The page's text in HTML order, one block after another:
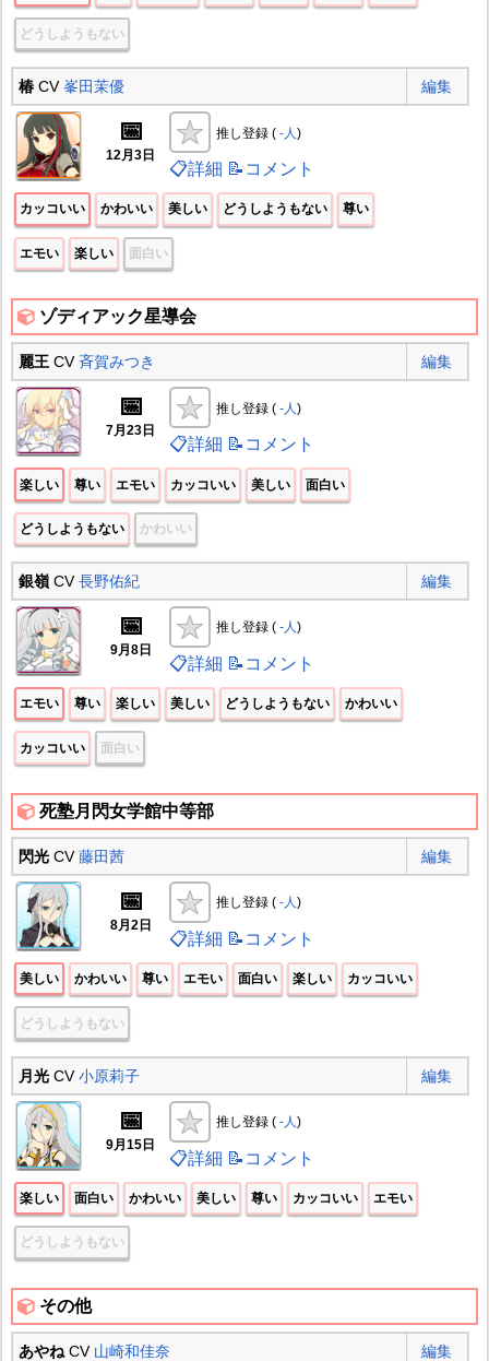
どうしようもない
椿CV峯田茉優 編集
📅
12月3日
推し登録 ( -人 )
📋詳細 📝コメント
カッコいい かわいい 美しい どうしようもない 尊い
エモい 楽しい 面白い
ゾディアック星導会
麗王CV 斉賀みつき 編集
📅
7月23日
推し登録 ( -人 )
📋詳細 📝コメント
楽しい 尊い エモい カッコいい 美しい 面白い
どうしようもない かわいい
銀嶺CV長野佑紀 編集
📅
9月8日
推し登録 ( -人)
📋詳細 📝コメント
エモい 尊い 楽しい 美しい どうしようもない かわいい
カッコいい 面白い
死塾月閃女学館中等部
閃光CV藤田茜 編集
📅
8月2日
推し登録 ( -人)
📋詳細 📝コメント
美しい かわいい 尊い エモい 面白い 楽しい カッコいい
どうしようもない
月光CV小原莉子 編集
📅
9月15日
推し登録 ( -人)
📋詳細 📝コメント
楽しい 面白い かわいい 美しい 尊い カッコいい エモい
どうしようもない
その他
あやねCV 山崎和佳奈 編集